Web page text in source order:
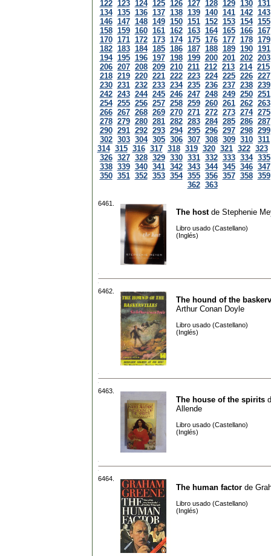
122 123 124 125 126 127 128 129 130 131
134 135 136 137 138 139 140 141 142 143
146 147 148 149 150 151 152 153 154 155
158 159 160 161 162 163 164 165 166 167
170 171 172 173 174 175 176 177 178 179
182 183 184 185 186 187 188 189 190 191
194 195 196 197 198 199 200 201 202 203
206 207 208 209 210 211 212 213 214 215
218 219 220 221 222 223 224 225 226 227
230 231 232 233 234 235 236 237 238 239
242 243 244 245 246 247 248 249 250 251
254 255 256 257 258 259 260 261 262 263
266 267 268 269 270 271 272 273 274 275
278 279 280 281 282 283 284 285 286 287
290 291 292 293 294 295 296 297 298 299
302 303 304 305 306 307 308 309 310 311
314 315 316 317 318 319 320 321 322 323
326 327 328 329 330 331 332 333 334 335
338 339 340 341 342 343 344 345 346 347
350 351 352 353 354 355 356 357 358 359
362 363
6461.
The hostde Stephenie
Libro usado (Castellano)
(Inglés)
6462.
The hound of the
Arthur Conan Doyle
Libro usado (Castellano)
(Inglés)
6463.
The house of the spirits
Allende
Libro usado (Castellano)
(Inglés)
6464.
The human factor de
Libro usado (Castellano)
(Inglés)